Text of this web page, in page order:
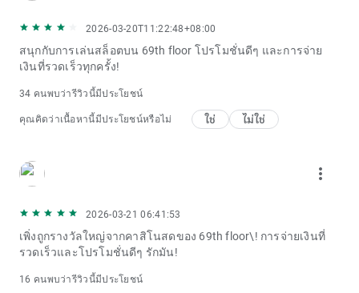
2026-03-20T11:22:48+08:00
สนุกกับการเล่นสล็อตบน 69th floor โปรโมชั่นดีๆ และการจ่าย
เงินที่รวดเร็วทุกครั้ง!
34 คนพบว่ารีวิวนี้มีประโยชน์
คุณคิดว่าเนื้อหานี้มีประโยชน์หรือไม่ ใช่ ไม่ใช่
more_vert
2026-03-21 06:41:53
เพิ่งถูกรางวัลใหญ่จากคาสิโนสดของ 69th floor\! การจ่ายเงินที่
รวดเร็วและโปรโมชั่นดีๆ รักมัน!
16 คนพบว่ารีวิวนี้มีประโยชน์